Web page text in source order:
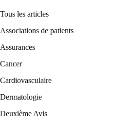
Tous les articles
Associations de patients
Assurances
Cancer
Cardiovasculaire
Dermatologie
Deuxième Avis